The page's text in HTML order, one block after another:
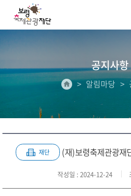
공지사항
알림마당
재단 (재)보령축제관광재
작성일 : 2024-12-24